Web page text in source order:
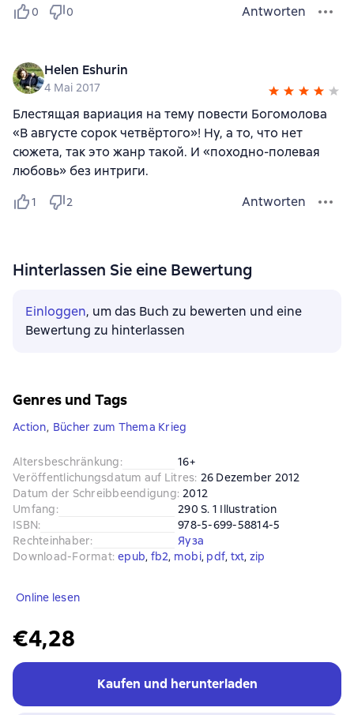
0 0 Antworten
Helen Eshurin
4 Mai 2017
Блестящая вариация на тему повести Богомолова
«В августе сорок четвёртого»! Ну, а то, что нет
сюжета, так это жанр такой. И «походно-полевая
любовь» без интриги.
1 2 Antworten
Hinterlassen Sie eine Bewertung
Einloggen, um das Buch zu bewerten und eine
Bewertung zu hinterlassen
Genres und Tags
Action, Bücher zum Thema Krieg
Altersbeschränkung:
16+
Veröffentlichungsdatum auf Litres: 26 Dezember 2012
Datum der Schreibbeendigung: 2012
Umfang:
290 S. 1 Illustration
ISBN:
978-5-699-58814-5
Rechteinhaber:
Яуза
Download-Format: epub, fb2, mobi, pdf, txt, zip
Online lesen
€4,28
Kaufen und herunterladen